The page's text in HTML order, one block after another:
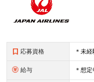
応募資格
給与